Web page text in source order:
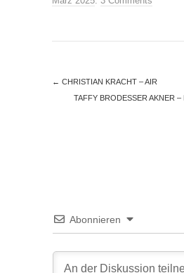
← CHRISTIAN KRACHT – AIR
TAFFY BRODESSER AKNER
Abonnieren